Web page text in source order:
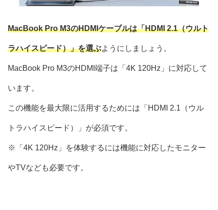
MacBook Pro M3のHDMIケーブルは「HDMI 2.1（ウルト
ラハイスピード）」を選ぶようにしましょう。
MacBook Pro M3のHDMI端子は「4K 120Hz」に対応して
います。
この機能を最大限に活用するためには「HDMI 2.1（ウル
トラハイスピード）」が必須です。
※「4K 120Hz」を体験するには機能に対応したモニター
やTVなども必要です。